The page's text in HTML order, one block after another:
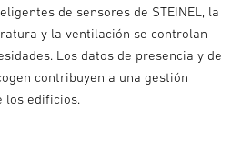
de sensores de STEINEL, la
y la ventilación se controlan
Los datos de presencia y de
contribuyen a una gestión
los edificios.